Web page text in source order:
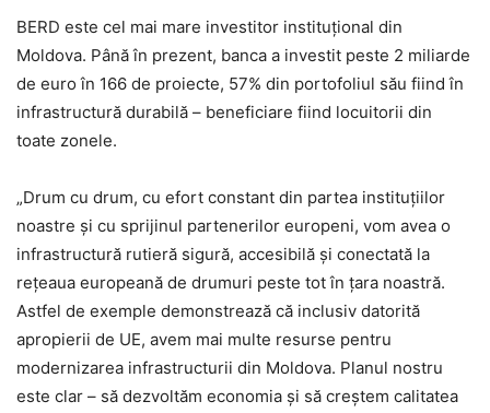
BERD este cel mai mare investitor instituțional din
Moldova. Până în prezent, banca a investit peste 2 miliarde
de euro în 166 de proiecte, 57% din portofoliul său fiind în
infrastructură durabilă – beneficiare fiind locuitorii din
toate zonele.
„Drum cu drum, cu efort constant din partea instituțiilor
noastre și cu sprijinul partenerilor europeni, vom avea o
infrastructură rutieră sigură, accesibilă și conectată la
rețeaua europeană de drumuri peste tot în țara noastră.
Astfel de exemple demonstrează că inclusiv datorită
apropierii de UE, avem mai multe resurse pentru
modernizarea infrastructurii din Moldova. Planul nostru
este clar – să dezvoltăm economia și să creștem calitatea